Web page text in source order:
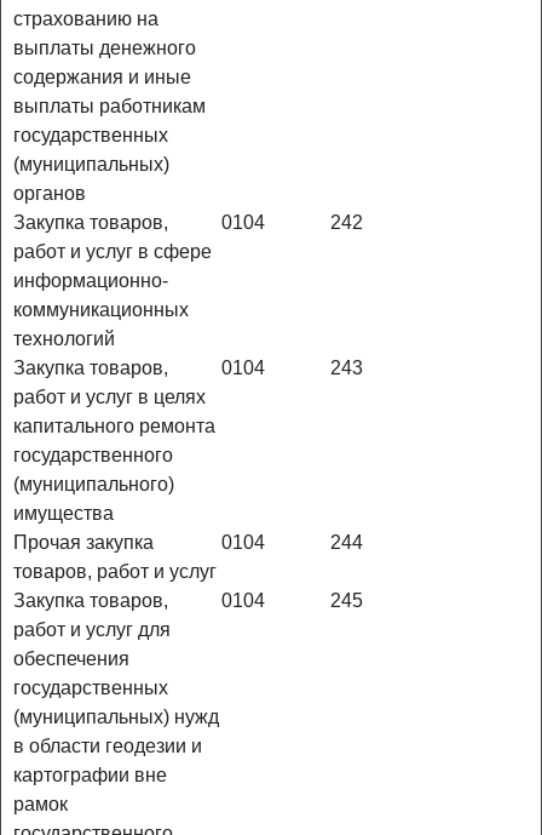
страхованию на
выплаты денежного
содержания и иные
выплаты работникам
государственных
(муниципальных)
органов
Закупка товаров,
работ и услуг в сфере
информационно-
коммуникационных
технологий
0104 242
Закупка товаров,
работ и услуг в целях
капитального ремонта
государственного
(муниципального)
имущества
0104 243
Прочая закупка
товаров, работ и услуг
0104 244
Закупка товаров,
работ и услуг для
обеспечения
государственных
(муниципальных) нужд
в области геодезии и
картографии вне
рамок
0104 245